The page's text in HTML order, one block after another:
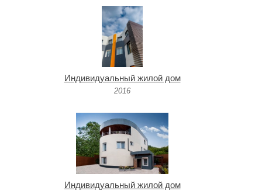
Индивидуальный жилой дом
2016
Индивидуальный жилой дом